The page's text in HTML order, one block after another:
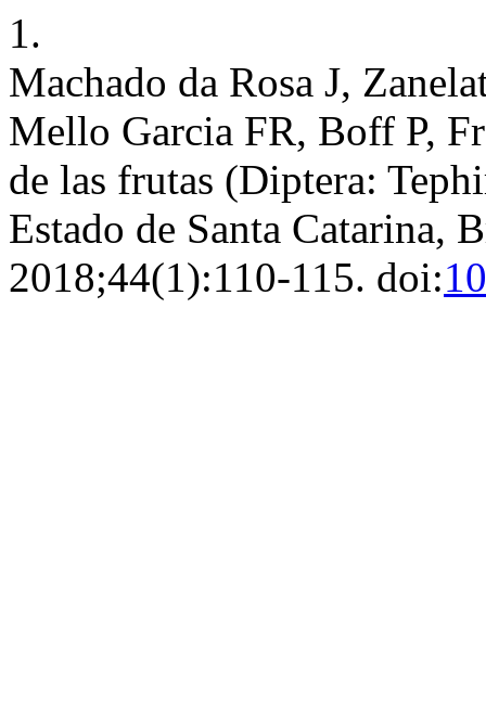
1.
Machado da Rosa J,
Mello Garcia FR, Boff P,
de las frutas (Diptera:
Estado de Santa Catarina,
2018;44(1):110-115. doi: